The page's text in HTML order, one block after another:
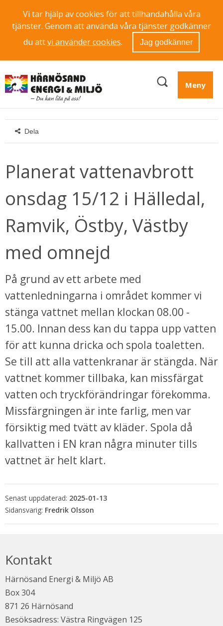
Vi tar hjälp av cookies för att tillhandahålla våra
tjänster. Genom att använda våra tjänster godkänner
du attvi använder cookies. Jag godkänner
Meny
i nytt fönster.
Dela
Planerat vattenavbrott
onsdag 15/12 i Hälledal,
Ramvik, Östby, Västby
med omnejd
På grund av ett arbete med
vattenledningarna i området kommer vi
stänga vattnet mellan klockan 08.00 -
15.00. Innan dess kan du tappa upp vatten
för att kunna dricka och spola toaletten.
Se till att alla vattenkranar är stängda. När
vattnet kommer tillbaka, kan missfärgat
vatten och tryckförändringar förekomma.
Missfärgningen är inte farlig, men var
försiktig med tvätt av kläder. Spola då
kallvatten i EN kran några minuter tills
vattnet är helt klart.
Senast uppdaterad: 2025-01-13
Fredrik Olsson
Kontakt
Härnösand Energi & Miljö AB
Box 304
871 26 Härnösand
Besöksadress: Västra Ringvägen 125